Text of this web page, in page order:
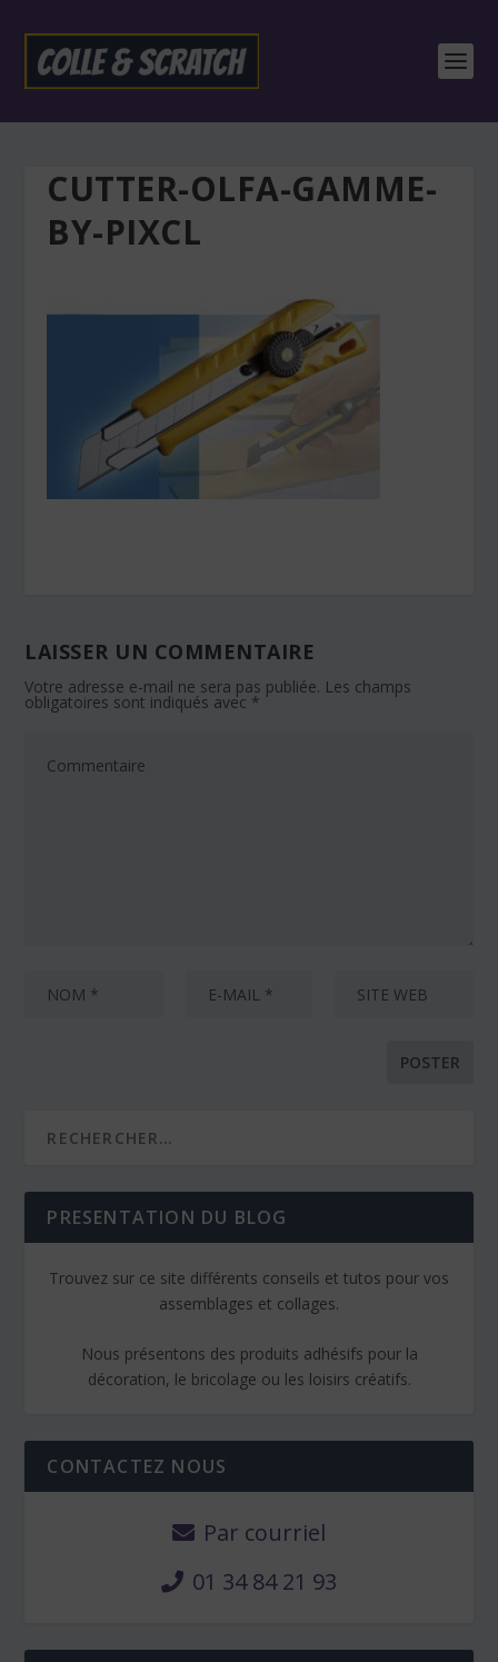
CUTTER-OLFA-GAMME-
BY-PIXCL
LAISSER UN COMMENTAIRE
Votre adresse e-mail ne sera pas publiée. Les champs
obligatoires sont indiqués avec *
PRESENTATION DU BLOG
Trouvez sur ce site différents conseils et tutos pour vos
assemblages et collages.
Nous présentons des produits adhésifs pour la
décoration, le bricolage ou les loisirs créatifs.
CONTACTEZ NOUS
Par courriel
01 34 84 21 93